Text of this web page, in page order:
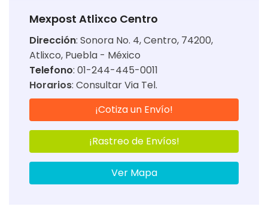
Mexpost Atlixco Centro
Dirección: Sonora No. 4, Centro, 74200,
Atlixco, Puebla - México
Telefono: 01-244-445-0011
Horarios: Consultar Via Tel.
¡Cotiza un Envío!
¡Rastreo de Envíos!
Ver Mapa